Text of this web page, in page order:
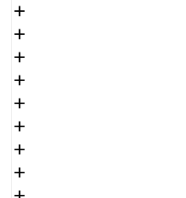
+
+
+
+
+
+
+
+